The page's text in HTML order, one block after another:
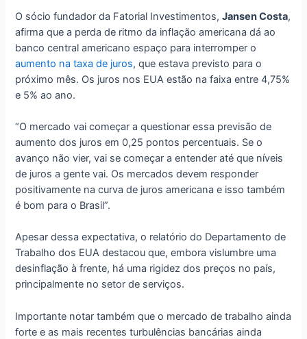
O sócio fundador da Fatorial Investimentos,Jansen Costa,
afirma que a perda de ritmo da inflação americana dá ao
banco central americano espaço para interromper o
aumento na taxa de juros, que estava previsto para o
próximo mês. Os juros nos EUA estão na faixa entre 4,75%
e 5% ao ano.
“O mercado vai começar a questionar essa previsão de
aumento dos juros em 0,25 pontos percentuais. Se o
avanço não vier, vai se começar a entender até que níveis
de juros a gente vai. Os mercados devem responder
positivamente na curva de juros americana e isso também
é bom para o Brasil”.
Apesar dessa expectativa, o relatório do Departamento de
Trabalho dos EUA destacou que, embora vislumbre uma
desinflação à frente, há uma rigidez dos preços no país,
principalmente no setor de serviços.
Importante notar também que o mercado de trabalho ainda
forte e as mais recentes turbulências bancárias ainda